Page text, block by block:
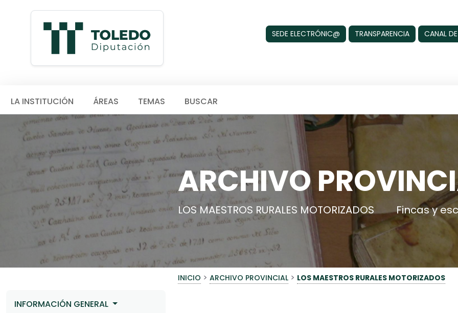
SEDE ELECTRÓNIC@ TRANSPARENCIA CANAL
LA INSTITUCIÓN ÁREAS TEMAS BUSCAR
ARCHIVO
LOS MAESTROS RURALES MOTORIZADOS Fincas y
INICIO > ARCHIVO PROVINCIAL > LOS MAESTROS RURALES MOTORIZADOS
INFORMACIÓN GENERAL